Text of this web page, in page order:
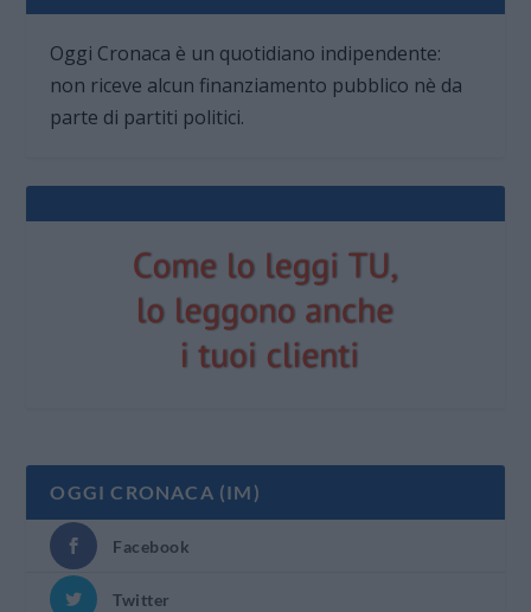
Oggi Cronaca è un quotidiano indipendente:
non riceve alcun finanziamento pubblico nè da
parte di partiti politici.
OGGI CRONACA (IM)
Facebook
Twitter